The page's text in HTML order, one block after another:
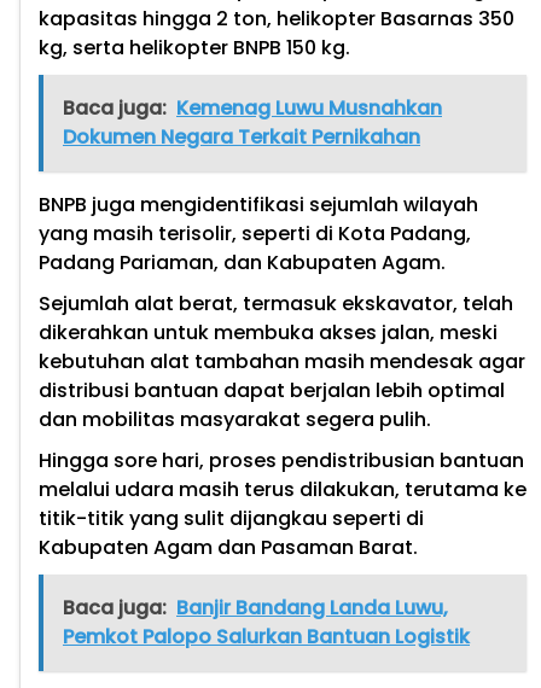
kapasitas hingga 2 ton, helikopter Basarnas 350
kg, serta helikopter BNPB 150 kg.
Baca juga: Kemenag Luwu Musnahkan
Dokumen Negara Terkait Pernikahan
BNPB juga mengidentifikasi sejumlah wilayah
yang masih terisolir, seperti di Kota Padang,
Padang Pariaman, dan Kabupaten Agam.
Sejumlah alat berat, termasuk ekskavator, telah
dikerahkan untuk membuka akses jalan, meski
kebutuhan alat tambahan masih mendesak agar
distribusi bantuan dapat berjalan lebih optimal
dan mobilitas masyarakat segera pulih.
Hingga sore hari, proses pendistribusian bantuan
melalui udara masih terus dilakukan, terutama ke
titik-titik yang sulit dijangkau seperti di
Kabupaten Agam dan Pasaman Barat.
Baca juga: Banjir Bandang Landa Luwu,
Pemkot Palopo Salurkan Bantuan Logistik